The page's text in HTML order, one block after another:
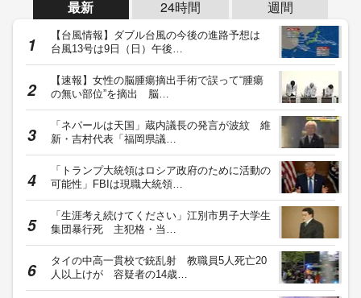
最新 24時間 週間
【台風情報】ダブル台風の今後の進路予想は
台風13号は9日（日）午後…
【速報】女性の脳腫瘍摘出手術で誤って“腫瘍
の無い部位”を摘出 脳…
「ネパールは天国」蔵内議長の発言が波紋 維
新・吉村代表「福岡県議…
「トランプ大統領はロシア政府のために活動の
可能性」FBIは現職大統領…
「生涯考え続けてください」江別市男子大学生
集団暴行死 主犯格・当…
タイの中高一貫校で銃乱射 教職員5人死亡20
人以上けが 容疑者の14歳…